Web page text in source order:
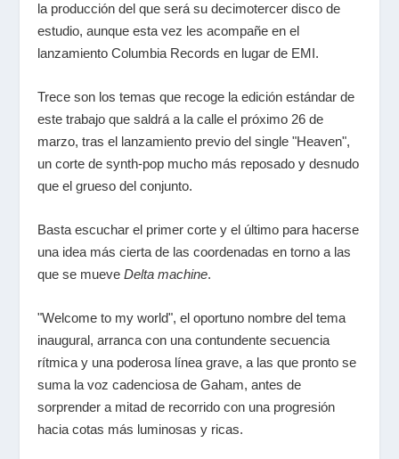
la producción del que será su decimotercer disco de
estudio, aunque esta vez les acompañe en el
lanzamiento Columbia Records en lugar de EMI.
Trece son los temas que recoge la edición estándar de
este trabajo que saldrá a la calle el próximo 26 de
marzo, tras el lanzamiento previo del single "Heaven",
un corte de synth-pop mucho más reposado y desnudo
que el grueso del conjunto.
Basta escuchar el primer corte y el último para hacerse
una idea más cierta de las coordenadas en torno a las
que se mueveDelta machine.
"Welcome to my world", el oportuno nombre del tema
inaugural, arranca con una contundente secuencia
rítmica y una poderosa línea grave, a las que pronto se
suma la voz cadenciosa de Gaham, antes de
sorprender a mitad de recorrido con una progresión
hacia cotas más luminosas y ricas.